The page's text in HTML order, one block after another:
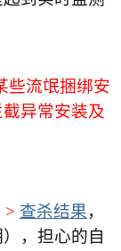
些流氓捆绑安
异常安装及
> 查杀结果，
，担心的自